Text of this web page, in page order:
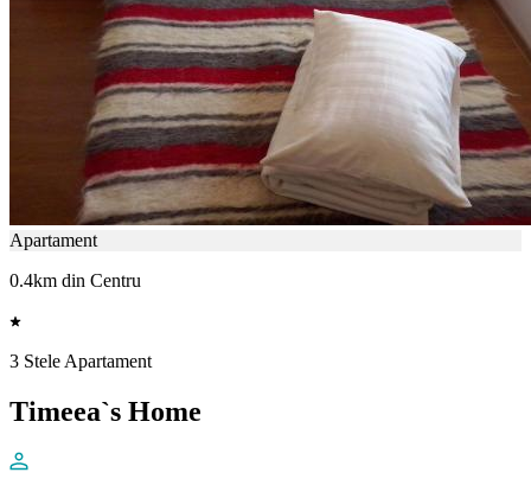
Apartament
0.4km din Centru
3 Stele Apartament
Timeea`s Home